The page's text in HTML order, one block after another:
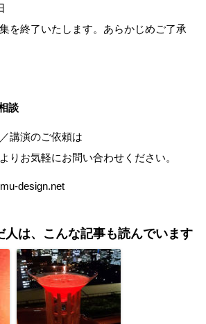
を終了いたします。あらかじめご了承
談
講演のご依頼は
りお気軽にお問い合わせください。
design.net
人は、こんな記事も読んでいます